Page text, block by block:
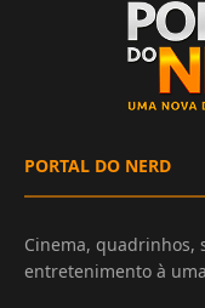
PORTAL DO NERD
Cinema, quadrinhos,
entretenimento à